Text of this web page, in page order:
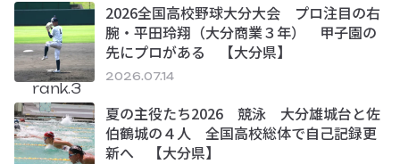
2026全国高校野球大分大会 プロ注目の右
腕・平田玲翔（大分商業３年） 甲子園の
先にプロがある 【大分県】
2026.07.14
rank.3
夏の主役たち2026 競泳 大分雄城台と佐
伯鶴城の４人 全国高校総体で自己記録更
新へ 【大分県】